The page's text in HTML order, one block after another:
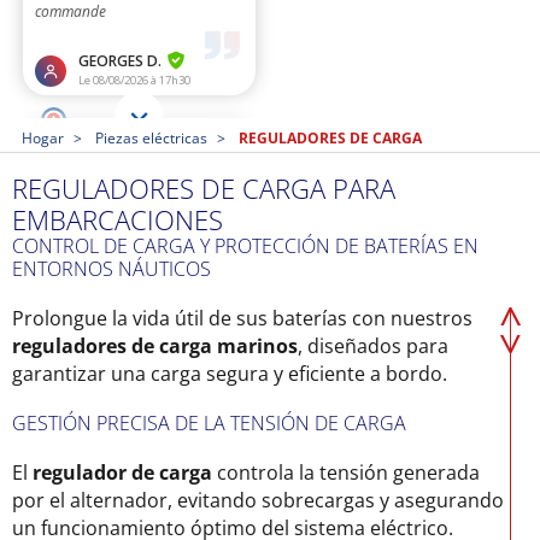
Hogar Piezas eléctricas REGULADORES DE CARGA
REGULADORES DE CARGA PARA
EMBARCACIONES
CONTROL DE CARGA Y PROTECCIÓN DE BATERÍAS EN
ENTORNOS NÁUTICOS
Prolongue la vida útil de sus baterías con nuestros
reguladores de carga marinos, diseñados para
garantizar una carga segura y eficiente a bordo.
GESTIÓN PRECISA DE LA TENSIÓN DE CARGA
El regulador de carga controla la tensión generada
por el alternador, evitando sobrecargas y asegurando
un funcionamiento óptimo del sistema eléctrico.